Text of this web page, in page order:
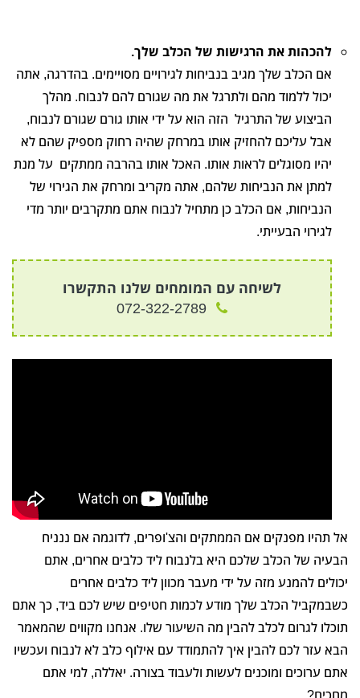
להכהות את הרגישות של הכלב שלך.
אם הכלב שלך מגיב בנביחות לגירויים מסויימים. בהדרגה, אתה
יכול ללמוד מהם ולתרגל את מה שגורם להם לנבוח. מהלך
הביצוע של התרגיל הזה הוא על ידי אותו גורם שגורם לנבוח,
אבל עליכם להחזיק אותו במרחק שהיה רחוק מספיק שהם לא
יהיו מסוגלים לראות אותו. האכל אותו בהרבה ממתקים על מנת
למתן את הנביחות שלהם, אתה מקריב ומרחק את הגירוי של
הנביחות, אם הכלב כן מתחיל לנבוח אתם מתקרבים יותר מדי
לגירוי הבעייתי.
לשיחה עם המומחים שלנו התקשרו
אל תהיו מפנקים אם הממתקים והצ'ופרים, לדוגמה אם ננניח
הבעיה של הכלב שלכם היא בלנבוח ליד כלבים אחרים, אתם
יכולים להמנע מזה על ידי מעבר מכוון ליד כלבים אחרים
כשבמקביל הכלב שלך מודע לכמות חטיפים שיש לכם ביד, כך אתם
תוכלו לגרום לכלב להבין מה השיעור שלו. אנחנו מקווים שהמאמר
הבא עזר לכם להבין איך להתמודד עם אילוף כלב לא לנבוח ועכשיו
אתם ערוכים ומוכנים לעשות ולעבוד בצורה. יאללה, למי אתם
מחכים?